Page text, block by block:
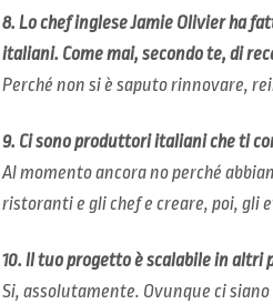
8. Lo chef inglese Jamie Olivier ha
italiani. Come mai, secondo te, di
Perché non si è saputo rinnovare,
9. Ci sono produttori italiani che ti
Al momento ancora no perché
ristoranti e gli chef e creare, poi, gli
10. Il tuo progetto è scalabile in altri
Si, assolutamente. Ovunque ci